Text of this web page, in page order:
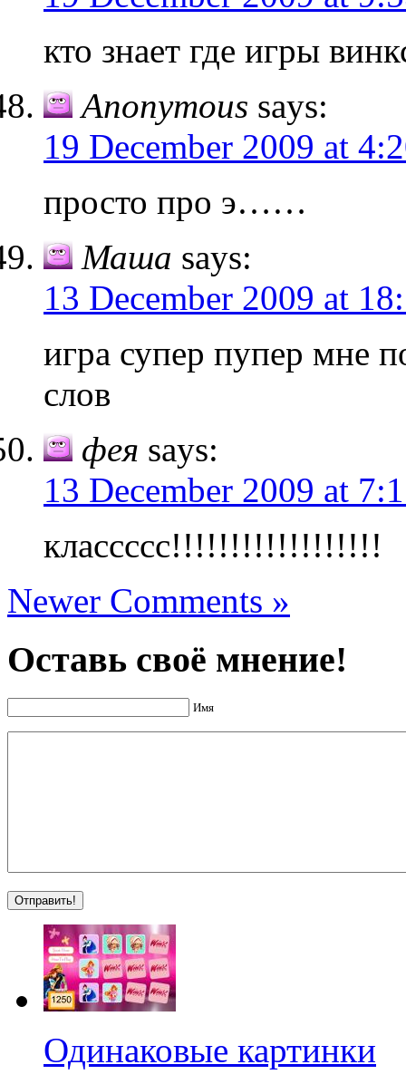
кто знает где игры
Anonymous says:
19 December 2009 at
просто про э……
Маша says:
13 December 2009 at
игра супер пупер мне
слов
фея says:
13 December 2009 at
классссс!!!!!!!!!!!!!!!!!!
Newer Comments »
Оставь своё мнение!
Имя
Одинаковые картинки